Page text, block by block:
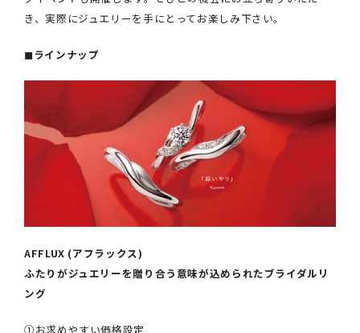
き、実際にジュエリーを手にとってお楽しみ下さい。
◼︎ラインナップ
AFFLUX (アフラックス)
ふたりがジュエリーを贈り合う意味が込められたブライダルリ
ング
①お求めやすい価格設定